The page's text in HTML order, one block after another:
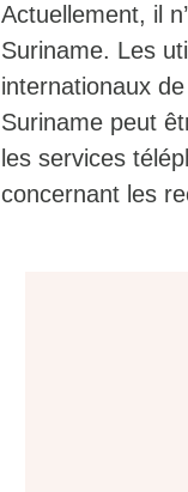
Actuellement, il
Suriname. Les
internationaux
Suriname peut
les services
concernant les